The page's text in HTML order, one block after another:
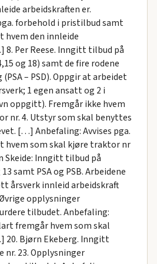
arbeidskraften er.
forbehold i pristilbud samt
den innleide
Per Reese. Inngitt tilbud på
og 18) samt de fire rodene
– PSD). Oppgir at arbeidet
1 egen ansatt og 2 i
oppgitt). Fremgår ikke hvem
nr. 4. Utstyr som skal benyttes
[…] Anbefaling: Avvises pga.
hvem som skal kjøre traktor nr
Skeide: Inngitt tilbud på
samt PSA og PSB. Arbeidene
årsverk innleid arbeidskraft
opplysninger
tilbudet. Anbefaling:
fremgår hvem som skal
Bjørn Ekeberg. Inngitt
23. Opplysninger